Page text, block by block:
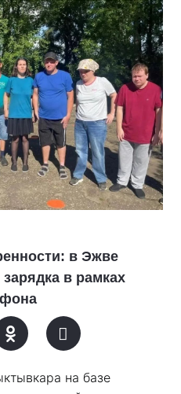
в Эжве
в рамках
на базе